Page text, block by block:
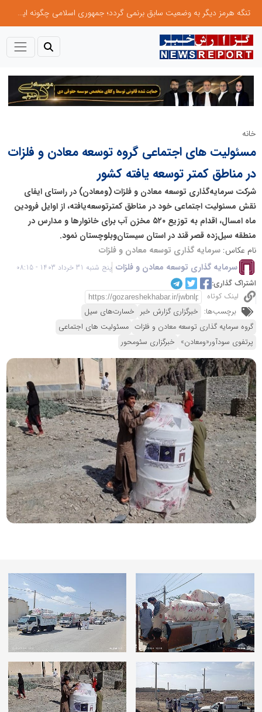
تنگه هرمز دیگر به وضعیت سابق برنمی گردد؛ جمهوری اسلامی چگونه این آبراه راهبردی را به دال مرکزی نظم امنیتی جدید غرب آسیا تبدیل می کند؟
خانه
مسئولیت های اجتماعی گروه توسعه معادن و فلزات
در مناطق کمتر توسعه یافته کشور
شرکت سرمایه‌گذاری توسعه معادن و فلزات (ومعادن) در راستای ایفای
نقش مسئولیت اجتماعی خود در مناطق کمترتوسعه‌یافته، از اوایل فرودین
ماه امسال، اقدام به توزیع ۵۲۰ مخزن آب برای خانوارها و مدارس در
منطقه سیل‌زده قصر قند در استان سیستان‌وبلوچستان نمود.
نام عکاس:سرمایه گذاری توسعه معادن و فلزات
سرمایه گذاری توسعه معادن و فلزات پنج شنبه 31 خرداد 1403 - 08:15
اشتراک گذاری:
لینک کوتاه
برچسب‌ها: خبرگزاری گزارش خبر خسارت‌های سیل
گروه سرمایه گذاری توسعه معادن و فلزات مسئولیت های اجتماعی
پرتفوی سودآور«ومعادن» خبرگزاری سئومحور